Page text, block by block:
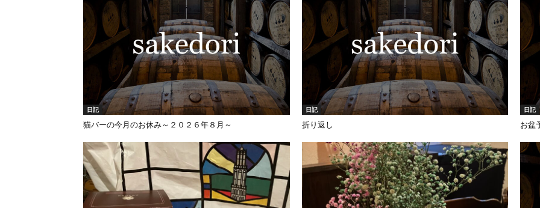
日記
猫バーの今月のお休み～２０２６年８月～
日記
折り返し
日記
お盆